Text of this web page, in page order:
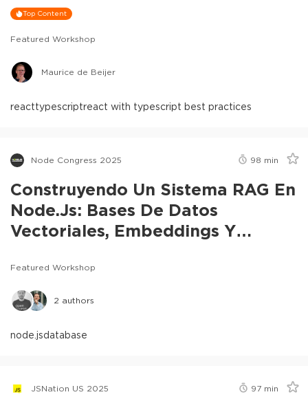
Top Content
Featured Workshop
Maurice de Beijer
reacttypescriptreact with typescript best practices
Node Congress 2025 98 min
Construyendo Un Sistema RAG En
Node.js: Bases De Datos
Vectoriales, Embeddings Y
Featured Workshop
2 authors
node.jsdatabase
JSNation US 2025 97 min